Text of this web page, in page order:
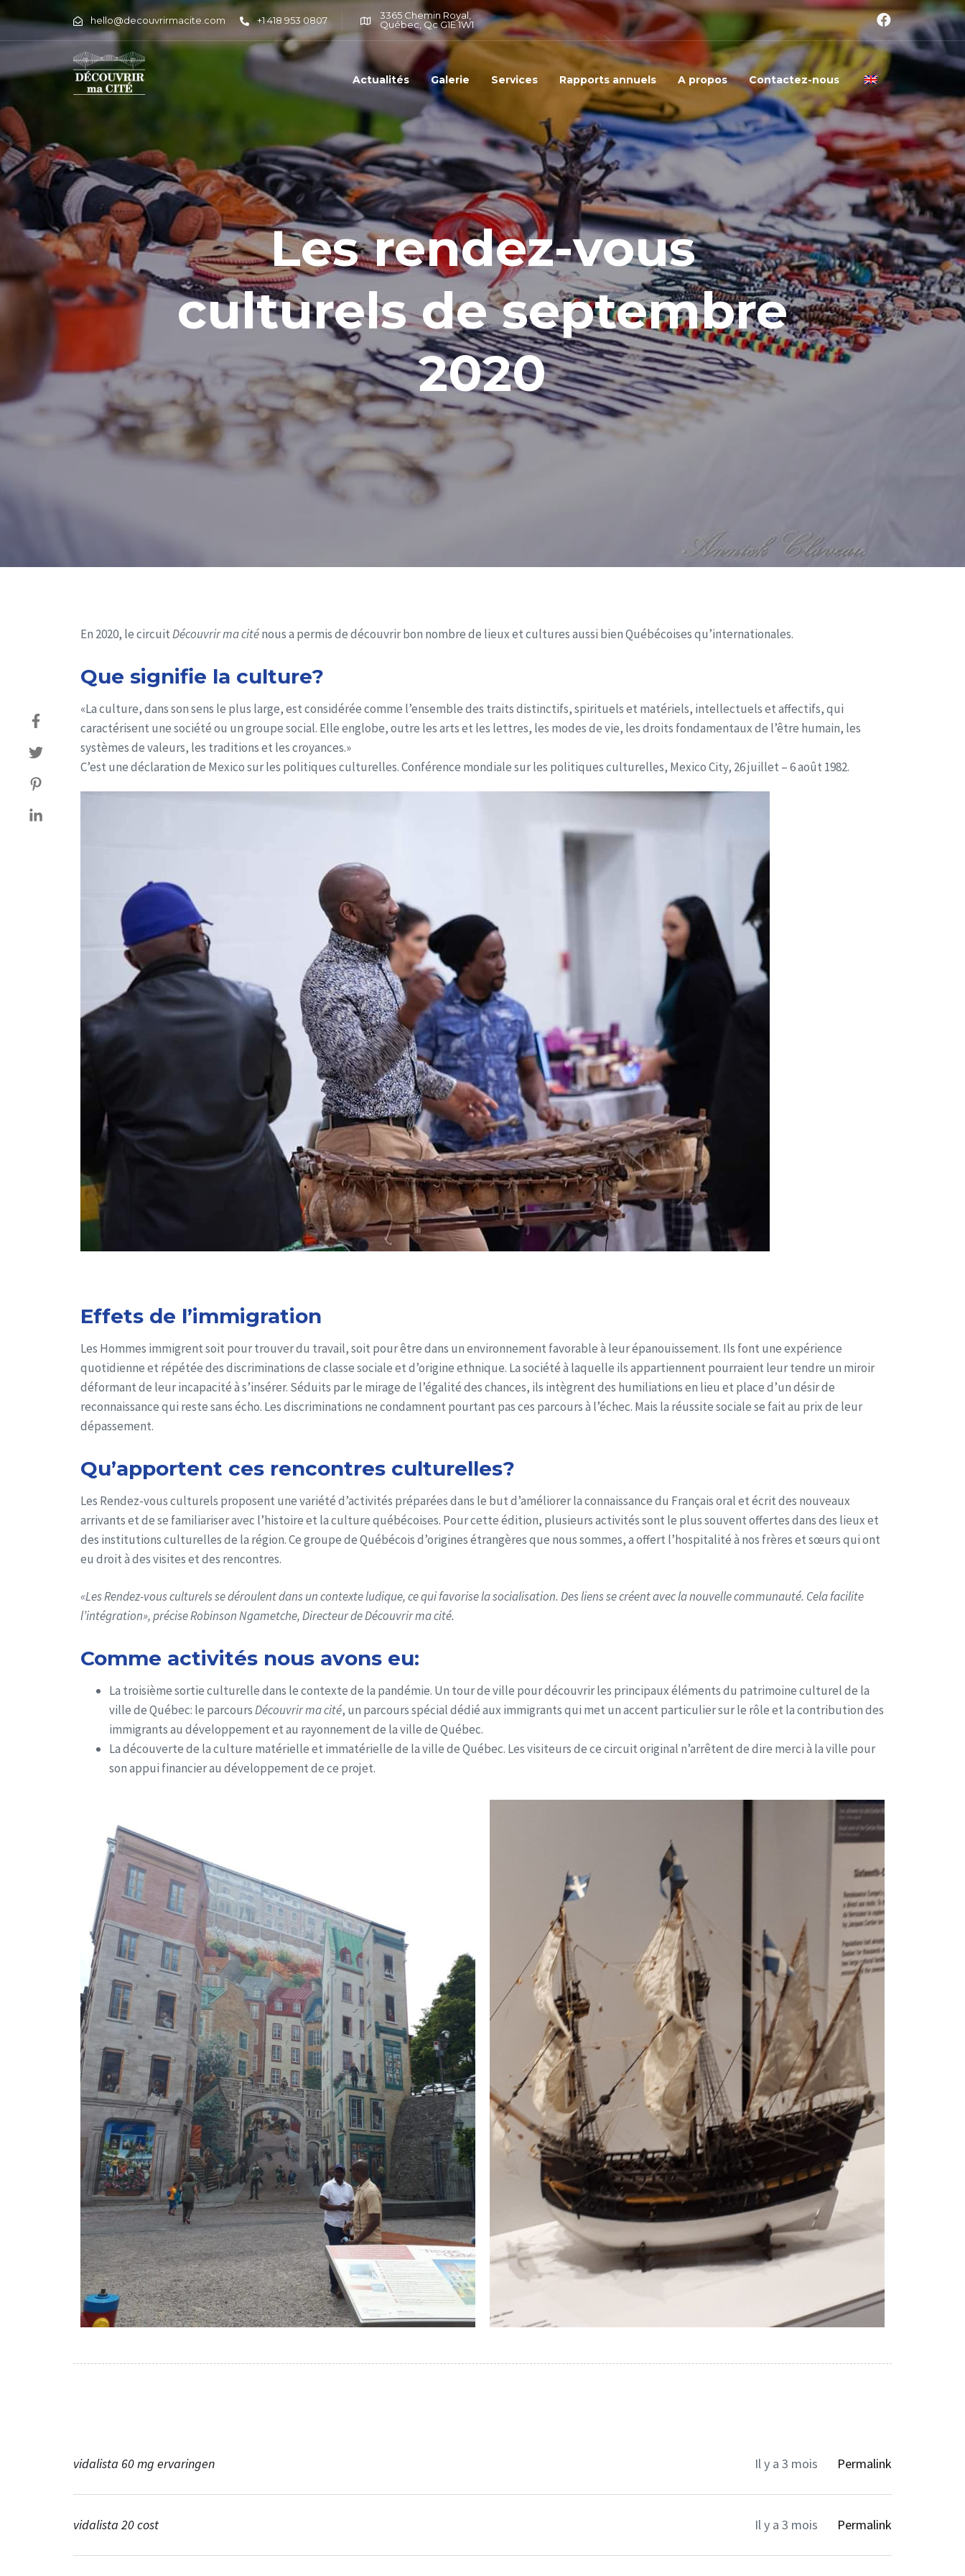
hello@decouvrirmacite.com +1 418 953 0807
3365 Chemin Royal,
Québec, Qc G1E 1W1
Actualités Galerie Services Rapports annuels A propos Contactez-nous
Les rendez-vous
culturels de septembre
2020
En 2020, le circuitDécouvrir ma citénous a permis de découvrir bon nombre de lieux et cultures aussi bien Québécoises qu’internationales.
Que signifie la culture?
«La culture, dans son sens le plus large, est considérée comme l’ensemble des traits distinctifs, spirituels et matériels, intellectuels et affectifs, qui
caractérisent une société ou un groupe social. Elle englobe, outre les arts et les lettres, les modes de vie, les droits fondamentaux de l’être humain, les
systèmes de valeurs, les traditions et les croyances.»
C’est une déclaration de Mexico sur les politiques culturelles. Conférence mondiale sur les politiques culturelles, Mexico City, 26 juillet – 6 août 1982.
Effets de l’immigration
Les Hommes immigrent soit pour trouver du travail, soit pour être dans un environnement favorable à leur épanouissement. Ils font une expérience
quotidienne et répétée des discriminations de classe sociale et d’origine ethnique. La société à laquelle ils appartiennent pourraient leur tendre un miroir
déformant de leur incapacité à s’insérer. Séduits par le mirage de l’égalité des chances, ils intègrent des humiliations en lieu et place d’un désir de
reconnaissance qui reste sans écho. Les discriminations ne condamnent pourtant pas ces parcours à l’échec. Mais la réussite sociale se fait au prix de leur
dépassement.
Qu’apportent ces rencontres culturelles?
Les Rendez-vous culturels proposent une variété d’activités préparées dans le but d’améliorer la connaissance du Français oral et écrit des nouveaux
arrivants et de se familiariser avec l’histoire et la culture québécoises. Pour cette édition, plusieurs activités sont le plus souvent offertes dans des lieux et
des institutions culturelles de la région. Ce groupe de Québécois d’origines étrangères que nous sommes, a offert l’hospitalité à nos frères et sœurs qui ont
eu droit à des visites et des rencontres.
«Les Rendez-vous culturels se déroulent dans un contexte ludique, ce qui favorise la socialisation. Des liens se créent avec la nouvelle communauté. Cela facilite
l’intégration», précise Robinson Ngametche, Directeur de Découvrir ma cité.
Comme activités nous avons eu:
La troisième sortie culturelle dans le contexte de la pandémie. Un tour de ville pour découvrir les principaux éléments du patrimoine culturel de la
ville de Québec: le parcoursDécouvrir ma cité, un parcours spécial dédié aux immigrants qui met un accent particulier sur le rôle et la contribution des
immigrants au développement et au rayonnement de la ville de Québec.
La découverte de la culture matérielle et immatérielle de la ville de Québec. Les visiteurs de ce circuit original n’arrêtent de dire merci à la ville pour
son appui financier au développement de ce projet.
vidalista 60 mg ervaringen Il y a 3 mois Permalink
vidalista 20 cost Il y a 3 mois Permalink